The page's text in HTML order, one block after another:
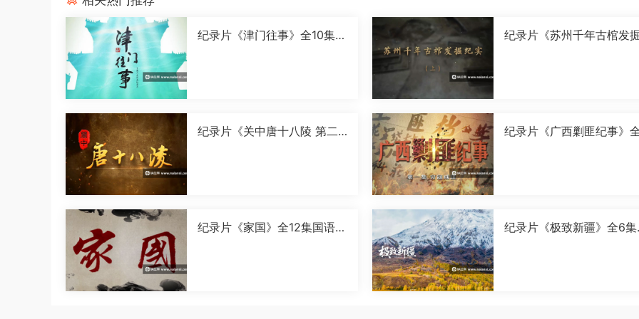
纪录片《津门往事》全10集国
纪录片《苏州千年古棺发
纪录片《关中唐十八陵 第二
纪录片《广西剿匪纪事》
纪录片《家国》全12集国语中
纪录片《极致新疆》全6集